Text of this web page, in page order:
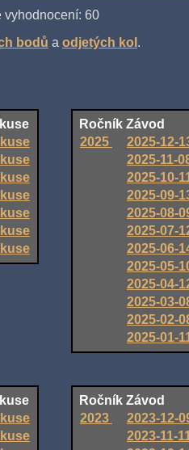
vyhodnocení: 60
bodů a odjetých kol .
Ročník Závod
2025
2025-12-
2025-11-
2025-10-
2025-09-
2025-08-
2025-07-
2025-06-
2025-05-
2025-04-
2025-03-
2025-02-
2025-01-
Ročník Závod
2023
2023-12-
2023-11-